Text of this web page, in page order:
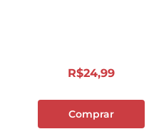
R$24,99
Comprar